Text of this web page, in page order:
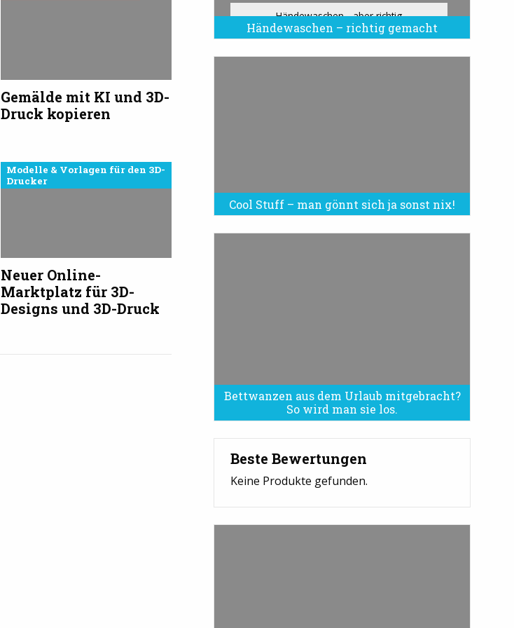
Gemälde mit KI und 3D-
Druck kopieren
Modelle & Vorlagen für den 3D-
Drucker
Neuer Online-
Marktplatz für 3D-
Designs und 3D-Druck
Händewaschen – richtig gemacht
Händewaschen - aber richtig
Cool Stuff – man gönnt sich ja sonst nix!
Bettwanzen aus dem Urlaub mitgebracht?
So wird man sie los.
Bettwanzen sind eine Plage
Beste Bewertungen
Keine Produkte gefunden.